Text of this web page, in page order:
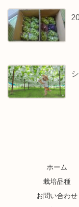
ホーム
栽培品種
お問い合わせ